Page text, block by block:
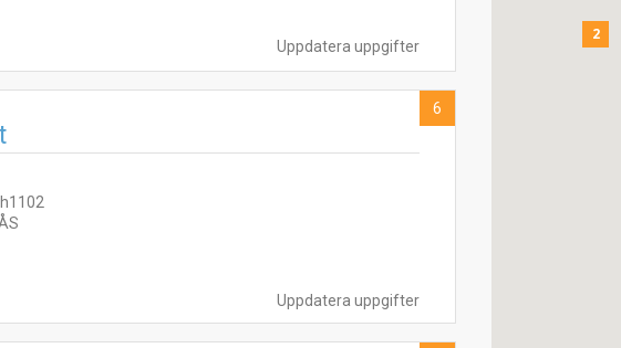
Uppdatera uppgifter
Uppdatera uppgifter
6
2